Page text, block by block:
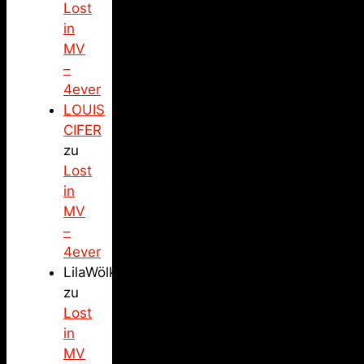
Lost
in
MV
–
4ever
LOUIS
CIFER
zu
Lost
in
MV
–
4ever
LilaWölkchen
zu
Lost
in
MV